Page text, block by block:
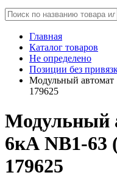
Главная
Каталог товаров
Не определено
Позиции без
Модульный
179625
Модульный
6кА NB1-63
179625